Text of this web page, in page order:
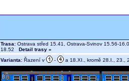
Trasa: Ostrava střed 15.41, Ostrava-Svinov 15.56-
18.52 Detail trasy »
Varianta: Řazení v - a 18.XI., kromě 28.I., 23.,